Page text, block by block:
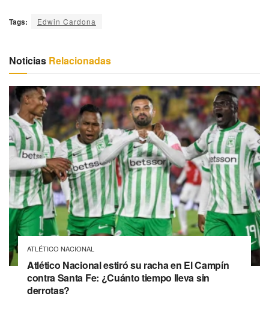
Tags: Edwin Cardona
Noticias Relacionadas
ATLÉTICO NACIONAL
Atlético Nacional estiró su racha en El Campín
contra Santa Fe: ¿Cuánto tiempo lleva sin
derrotas?